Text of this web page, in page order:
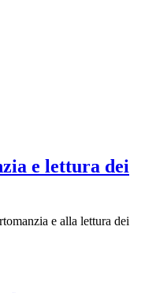
e lettura dei
e alla lettura dei